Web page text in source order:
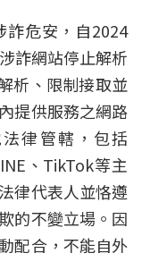
詐危安，自2024
詐網站停止解析
析、限制接取並
提供服務之網路
律管轄，包括
、TikTok等主
律代表人並恪遵
的不變立場。因
配合，不能自外